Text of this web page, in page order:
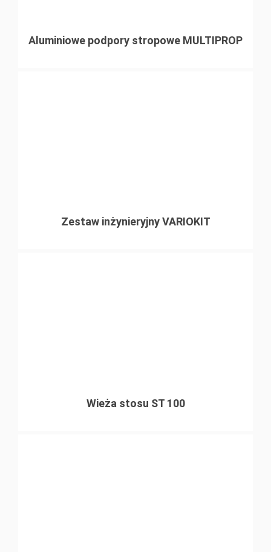
Aluminiowe podpory stropowe MULTIPROP
Zestaw inżynieryjny VARIOKIT
Wieża stosu ST 100